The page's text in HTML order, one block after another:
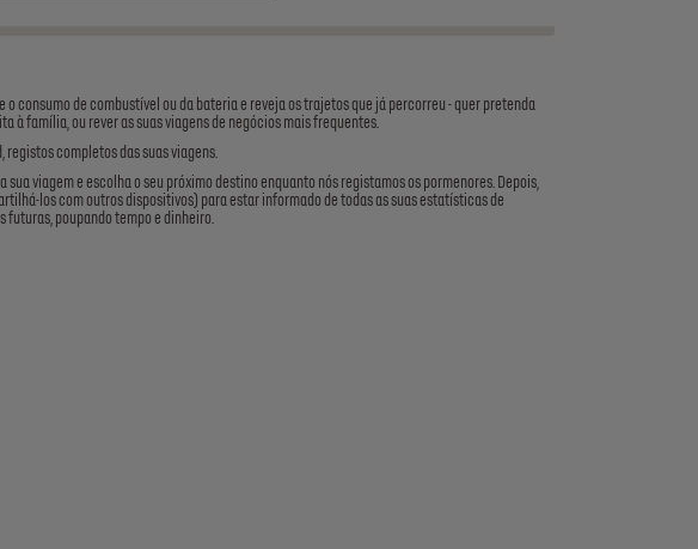
consumo de combustível ou da bateria e reveja os trajetos que já percorreu - quer pretenda
à família, ou rever as suas viagens de negócios mais frequentes.
registos completos das suas viagens.
viagem e escolha o seu próximo destino enquanto nós registamos os pormenores. Depois,
los com outros dispositivos) para estar informado de todas as suas estatísticas de
futuras, poupando tempo e dinheiro.